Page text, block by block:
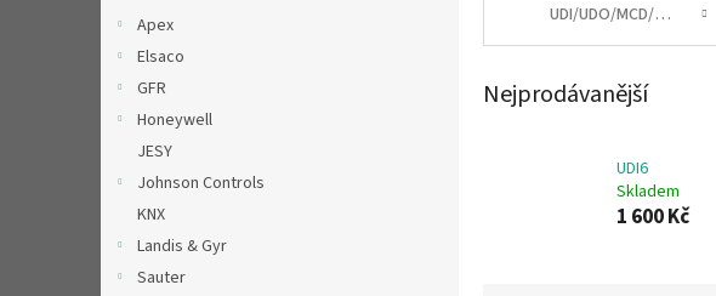
Apex
Elsaco
GFR
Honeywell
JESY
Johnson Controls
KNX
Landis & Gyr
Sauter
UDI/UDO/MCD/MCZ
Nejprodávanější
UDI6
Skladem
1 600 Kč